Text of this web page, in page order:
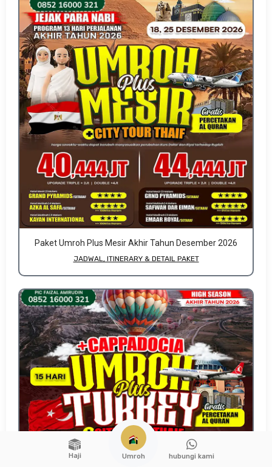
Paket Umroh Plus Mesir Akhir Tahun Desember 2026
JADWAL, ITINERARY & DETAIL PAKET
Haji Umroh hubungi kami